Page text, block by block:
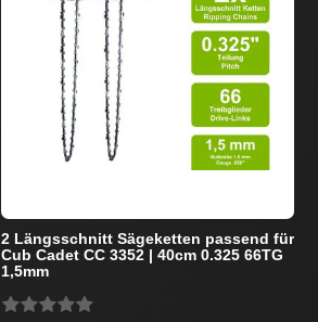
2 Längsschnitt Sägeketten passend für
Cub Cadet CC 3352 | 40cm 0.325 66TG
1,5mm